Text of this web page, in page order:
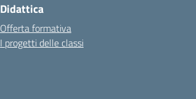
Didattica
Offerta formativa
I progetti delle classi